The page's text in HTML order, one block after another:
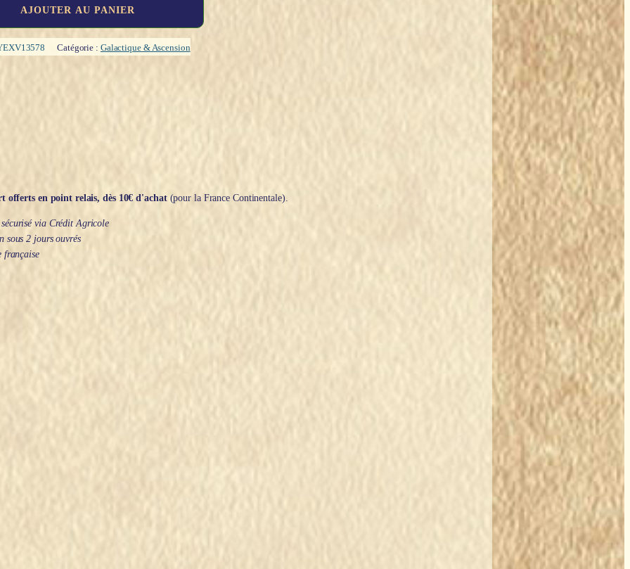
AJOUTER AU PANIER
Catégorie : Galactique & Ascension
offerts en point relais, dès 10€ d'achat(pour la France Continentale).
via Crédit Agricole
sous 2 jours ouvrés
française